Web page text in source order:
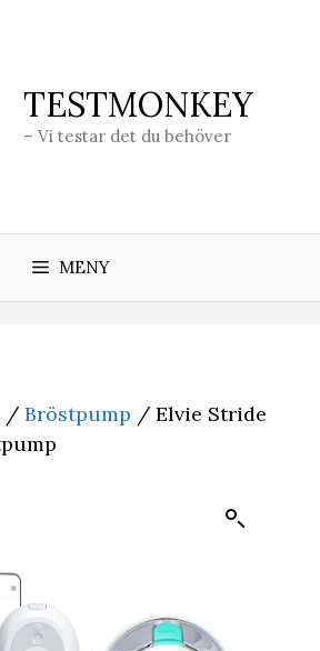
TESTMONKEY
– Vi testar det du behöver
MENY
/ Bröstpump / Elvie Stride